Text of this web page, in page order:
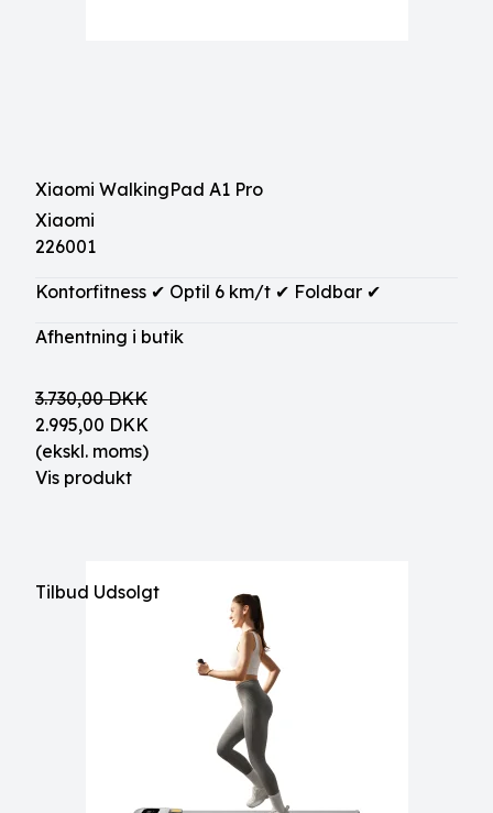
Xiaomi WalkingPad A1 Pro
Xiaomi
226001
Kontorfitness ✔ Optil 6 km/t ✔ Foldbar ✔
Afhentning i butik
3.730,00 DKK
2.995,00 DKK
(ekskl. moms)
Vis produkt
Tilbud Udsolgt